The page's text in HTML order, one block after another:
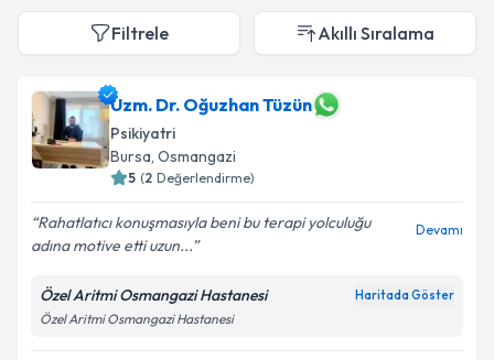
Filtrele Akıllı Sıralama
Uzm. Dr. Oğuzhan Tüzün
Psikiyatri
Bursa, Osmangazi
5 (2 Değerlendirme)
Rahatlatıcı konuşmasıyla beni bu terapi yolculuğu
adına motive etti uzun...
Devamı
Özel Aritmi Osmangazi Hastanesi Haritada Göster
Özel Aritmi Osmangazi Hastanesi